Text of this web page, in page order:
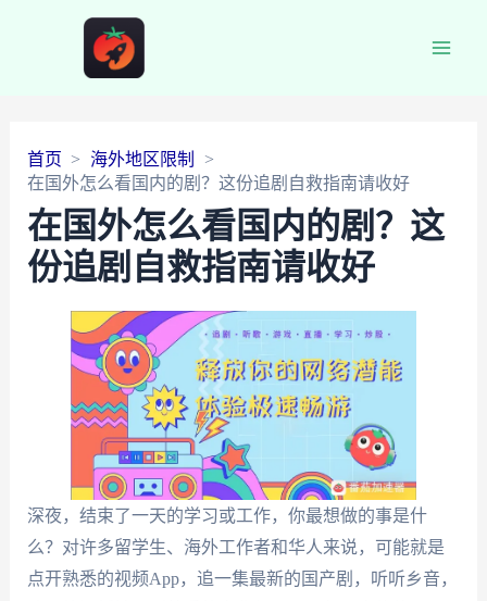
首页
海外地区限制
在国外怎么看国内的剧？这份追剧自救指南请收好
在国外怎么看国内的剧？这
份追剧自救指南请收好
深夜，结束了一天的学习或工作，你最想做的事是什
么？对许多留学生、海外工作者和华人来说，可能就是
点开熟悉的视频App，追一集最新的国产剧，听听乡音，